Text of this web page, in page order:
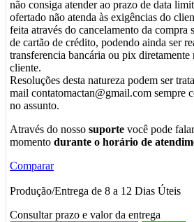
não consiga atender ao prazo de data
ofertado não atenda às exigências do
feita através do cancelamento da compra
de cartão de crédito, podendo ainda ser
transferencia bancária ou pix diretamente
cliente.
Resoluções desta natureza podem ser
mail contatomactan@gmail.com sempre
no assunto.
Através do nosso suporte você pode
momento durante o horário de
Comparar
Produção/Entrega de 8 a 12 Dias Úteis
Consultar prazo e valor da entrega